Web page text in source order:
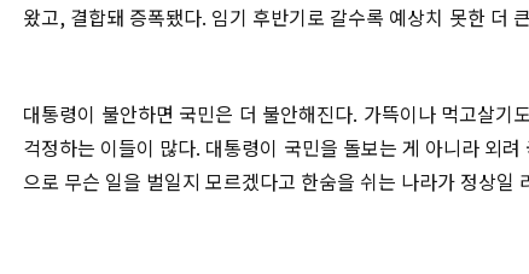
왔고, 결합돼 증폭됐다. 임기 후반기로 갈수록 예상치 못한 더
대통령이 불안하면 국민은 더 불안해진다. 가뜩이나 먹고살
걱정하는 이들이 많다. 대통령이 국민을 돌보는 게 아니라 외
으로 무슨 일을 벌일지 모르겠다고 한숨을 쉬는 나라가 정상일